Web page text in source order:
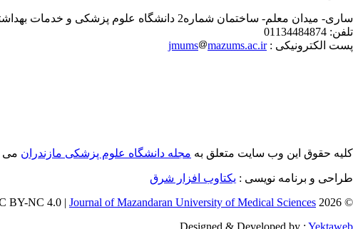
ساری- میدان معلم- ساختمان شماره2 دانشگاه علوم پزشکی و خدمات بهداشتی درمانی مازندران- طبقه سوم- معاونت تحقیقات و فناوری- دفترمجله
تلفن: 01134484874
پست الکترونیکی :
jmums mazums.ac.ir
کلیه حقوق این وب سایت متعلق به مجله دانشگاه علوم پزشکی مازندران می
طراحی و برنامه نویسی : یکتاوب افزار شرق
© 2026 CC BY-NC 4.0 |
Journal of Mazandaran University of Medical Sciences
Designed & Developed by : Yektaweb